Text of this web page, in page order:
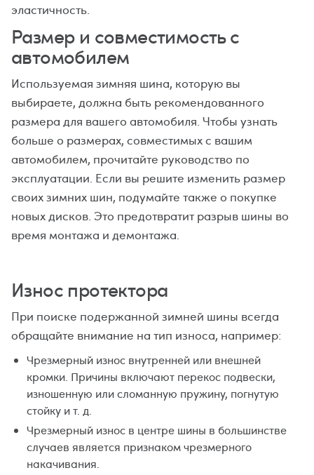
эластичность.
Размер и совместимость с
автомобилем
Используемая зимняя шина, которую вы
выбираете, должна быть рекомендованного
размера для вашего автомобиля. Чтобы узнать
больше о размерах, совместимых с вашим
автомобилем, прочитайте руководство по
эксплуатации. Если вы решите изменить размер
своих зимних шин, подумайте также о покупке
новых дисков. Это предотвратит разрыв шины во
время монтажа и демонтажа.
Износ протектора
При поиске подержанной зимней шины всегда
обращайте внимание на тип износа, например:
Чрезмерный износ внутренней или внешней
кромки. Причины включают перекос подвески,
изношенную или сломанную пружину, погнутую
стойку и т. д.
Чрезмерный износ в центре шины в большинстве
случаев является признаком чрезмерного
накачивания.